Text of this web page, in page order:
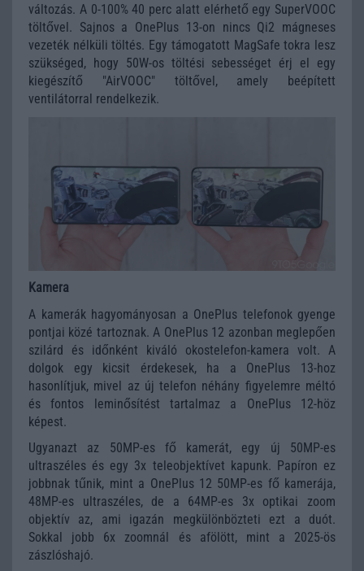
változás. A 0-100% 40 perc alatt elérhető egy SuperVOOC
töltővel. Sajnos a OnePlus 13-on nincs Qi2 mágneses
vezeték nélküli töltés. Egy támogatott MagSafe tokra lesz
szükséged, hogy 50W-os töltési sebességet érj el egy
kiegészítő "AirVOOC" töltővel, amely beépített
ventilátorral rendelkezik.
Kamera
A kamerák hagyományosan a OnePlus telefonok gyenge
pontjai közé tartoznak. A OnePlus 12 azonban meglepően
szilárd és időnként kiváló okostelefon-kamera volt. A
dolgok egy kicsit érdekesek, ha a OnePlus 13-hoz
hasonlítjuk, mivel az új telefon néhány figyelemre méltó
és fontos leminősítést tartalmaz a OnePlus 12-höz
képest.
Ugyanazt az 50MP-es fő kamerát, egy új 50MP-es
ultraszéles és egy 3x teleobjektívet kapunk. Papíron ez
jobbnak tűnik, mint a OnePlus 12 50MP-es fő kamerája,
48MP-es ultraszéles, de a 64MP-es 3x optikai zoom
objektív az, ami igazán megkülönbözteti ezt a duót.
Sokkal jobb 6x zoomnál és afölött, mint a 2025-ös
zászlóshajó.